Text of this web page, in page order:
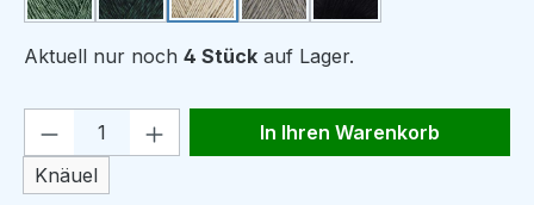
Aktuell nur noch 4 Stück auf Lager.
Produkt Anzahl: Gib den
Knäuel
In Ihren Warenkorb